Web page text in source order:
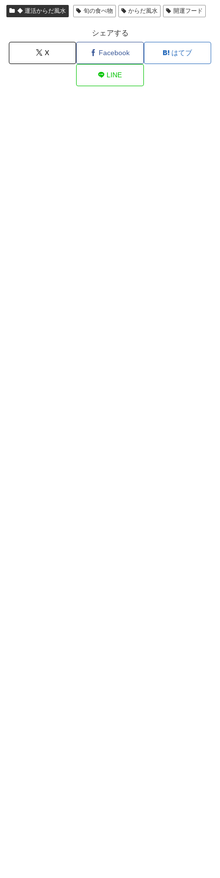
◆ 運活からだ風水 旬の食べ物 からだ風水 開運フード
シェアする
X Facebook はてブ
LINE